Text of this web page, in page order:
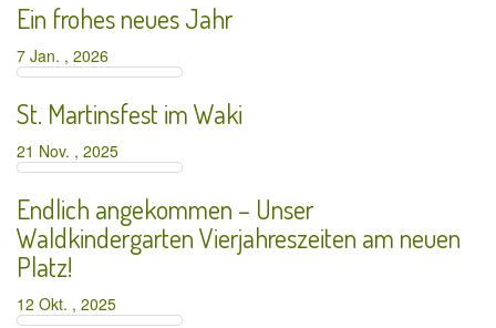
Ein frohes neues Jahr
7 Jan. , 2026
St. Martinsfest im Waki
21 Nov. , 2025
Endlich angekommen – Unser
Waldkindergarten Vierjahreszeiten am neuen
Platz!
12 Okt. , 2025